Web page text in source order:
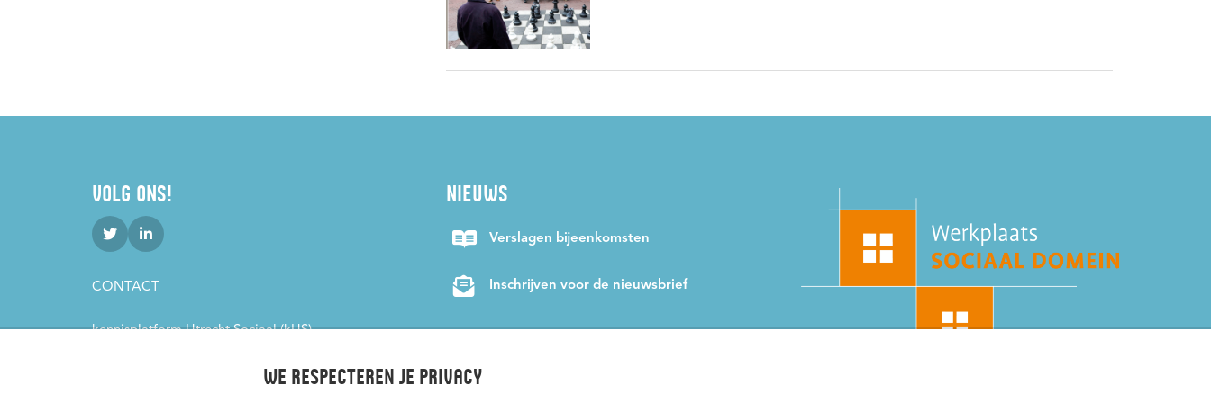
We respecteren je privacy
VOLG ONS!
CONTACT
kennisplatform Utrecht Sociaal (kUS)
NIEUWS
Verslagen bijeenkomsten
Inschrijven voor de nieuwsbrief